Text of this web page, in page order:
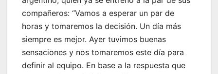
compañeros: “Vamos a esperar un par de
horas y tomaremos la decisión. Un día más
siempre es mejor. Ayer tuvimos buenas
sensaciones y nos tomaremos este día para
definir al equipo. En base a la respuesta que